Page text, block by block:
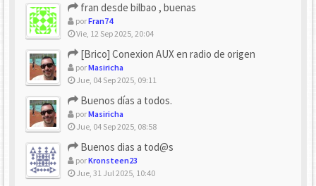
fran desde bilbao , buenas
porFran74
Vie, 12 Sep 2025, 20:04
[Brico] Conexion AUX en radio de origen
porMasiricha
Jue, 04 Sep 2025, 09:11
Buenos días a todos.
porMasiricha
Jue, 04 Sep 2025, 08:58
Buenos dias a tod@s
porKronsteen23
Jue, 31 Jul 2025, 10:40